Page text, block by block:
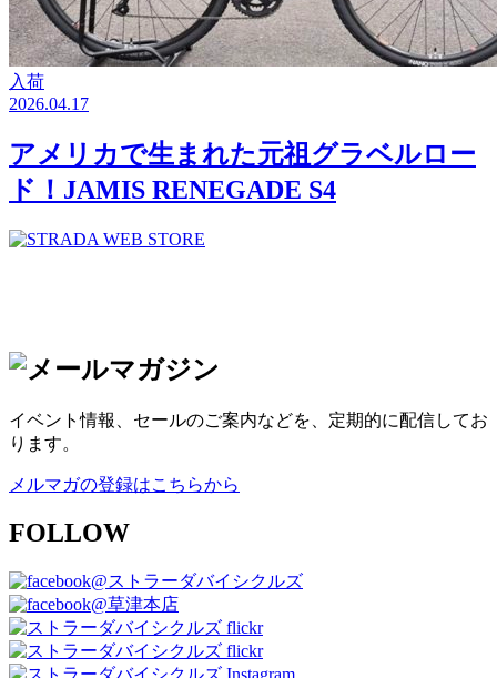
入荷
2026.04.17
アメリカで生まれた元祖グラベルロー
ド！JAMIS RENEGADE S4
イベント情報、セールのご案内などを、定期的に配信してお
ります。
メルマガの登録はこちらから
FOLLOW
@ストラーダバイシクルズ
@草津本店